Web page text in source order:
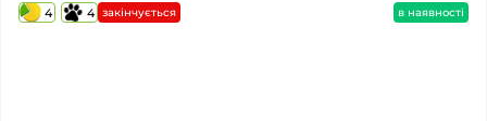
4 4 закінчується в наявності